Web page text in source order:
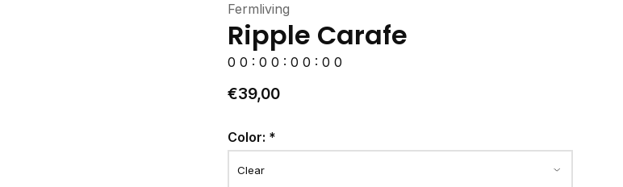
Fermliving
Ripple Carafe
0 0 : 0 0 : 0 0 : 0 0
€39,00
Color: *